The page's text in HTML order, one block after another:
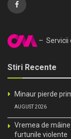
– Servicii
Stiri Recente
Minaur pierde
AUGUST 2026
Vremea de
furtunile violente